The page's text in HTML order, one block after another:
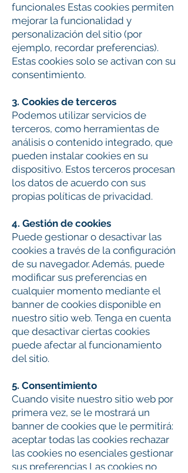
funcionales Estas cookies permiten
mejorar la funcionalidad y
personalización del sitio (por
ejemplo, recordar preferencias).
Estas cookies solo se activan con su
consentimiento.
3. Cookies de terceros
Podemos utilizar servicios de
terceros, como herramientas de
análisis o contenido integrado, que
pueden instalar cookies en su
dispositivo. Estos terceros procesan
los datos de acuerdo con sus
propias políticas de privacidad.
4. Gestión de cookies
Puede gestionar o desactivar las
cookies a través de la configuración
de su navegador. Además, puede
modificar sus preferencias en
cualquier momento mediante el
banner de cookies disponible en
nuestro sitio web. Tenga en cuenta
que desactivar ciertas cookies
puede afectar al funcionamiento
del sitio.
5. Consentimiento
Cuando visite nuestro sitio web por
primera vez, se le mostrará un
banner de cookies que le permitirá:
aceptar todas las cookies rechazar
las cookies no esenciales gestionar
sus preferencias Las cookies no